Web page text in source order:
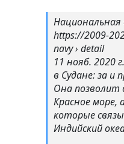
Национальная
https://2009-
navy › detail
11 нояб. 2020
в Судане: за и
Она
Красное море,
которые
Индийский